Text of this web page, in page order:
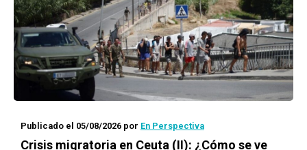
Publicado el 05/08/2026 por En Perspectiva
Crisis migratoria en Ceuta (II): ¿Cómo se ve